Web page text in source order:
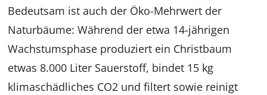
Bedeutsam ist auch der Öko-Mehrwert der
Naturbäume: Während der etwa 14-jährigen
Wachstumsphase produziert ein Christbaum
etwas 8.000 Liter Sauerstoff, bindet 15 kg
klimaschädliches CO2 und filtert sowie reinigt